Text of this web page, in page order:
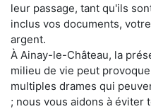
leur passage, tant qu'ils
inclus vos documents,
argent.
À Ainay-le-Château, la
milieu de vie peut
multiples drames qui
; nous vous aidons à éviter